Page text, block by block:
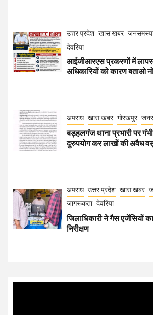
उत्तर प्रदेश खास खबर
देवरिया
आईजीआरएस प्रकरणों में
अधिकारियों को कारण बताओ
अपराध खास खबर गोरखपुर
बड़हलगंज थाना प्रभारी पर
दुरुपयोग कर लाखों की अवैध
अपराध उत्तर प्रदेश खास खबर
जागरूकता देवरिया
जिलाधिकारी ने गैस एजेंसियों
निरीक्षण